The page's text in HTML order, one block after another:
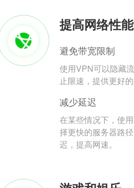
提高网络性能
避免带宽限制
使用VPN可以隐藏
止限速，提供更好的
减少延迟
在某些情况下，使
择更快的服务器路
迟，提高网速。